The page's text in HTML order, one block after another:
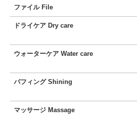
ファイル File
ドライケア Dry care
ウォーターケア Water care
パフィング Shining
マッサージ Massage